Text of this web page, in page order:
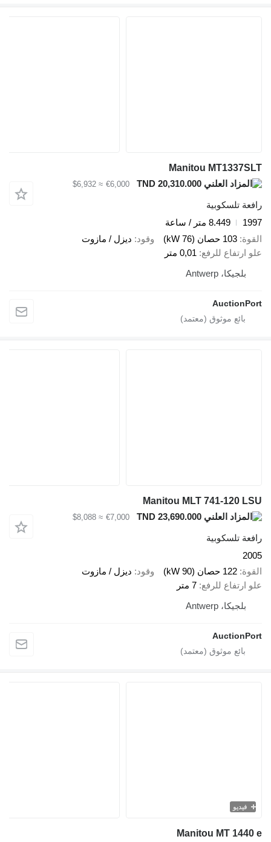
Manitou MT1337SLT
€6,000
≈ $6,932
رافعة تلسكوبية
1997
8.449 متر / ساعة
القوة 103 حصان (76 kW) وقود ديزل / مازوت
علو ارتفاع للرفع 0,01 متر
بلجيكا، Antwerp
AuctionPort
Manitou MLT 741-120 LSU
€7,000
≈ $8,088
رافعة تلسكوبية
2005
القوة 122 حصان (90 kW) وقود ديزل / مازوت
علو ارتفاع للرفع 7 متر
بلجيكا، Antwerp
AuctionPort
فيديو
Manitou MT 1440 e